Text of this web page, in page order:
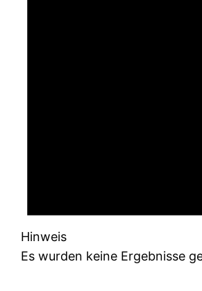
Hinweis
Es wurden keine Ergebnisse